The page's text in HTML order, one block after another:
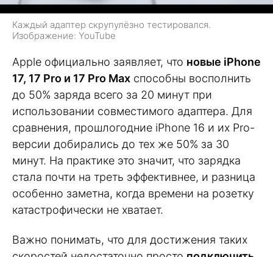
Каждый адаптер скрупулёзно тестировался.
Изображение: YouTube
Apple официально заявляет, что новые iPhone
17, 17 Pro и 17 Pro Max способны восполнить
до 50% заряда всего за 20 минут при
использовании совместимого адаптера. Для
сравнения, прошлогодние iPhone 16 и их Pro-
версии добирались до тех же 50% за 30
минут. На практике это значит, что зарядка
стала почти на треть эффективнее, и разница
особенно заметна, когда времени на розетку
катастрофически не хватает.
Важно понимать, что для достижения таких